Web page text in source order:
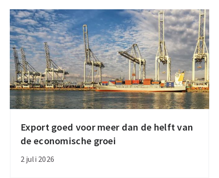
en
Mercosur
na
nieuwe
handelsverdragen
Export goed voor meer dan de helft van
de economische groei
2 juli 2026
Export
goed
voor